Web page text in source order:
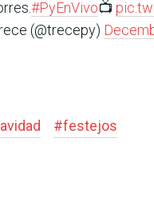
#PyEnVivo📺
(@trecepy)
#festejos